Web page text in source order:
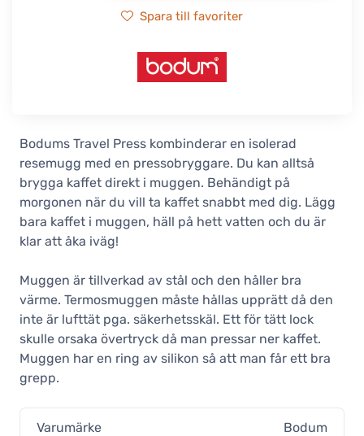
Spara till favoriter
Bodums Travel Press kombinderar en isolerad
resemugg med en pressobryggare. Du kan alltså
brygga kaffet direkt i muggen. Behändigt på
morgonen när du vill ta kaffet snabbt med dig. Lägg
bara kaffet i muggen, häll på hett vatten och du är
klar att åka iväg!
Muggen är tillverkad av stål och den håller bra
värme. Termosmuggen måste hållas upprätt då den
inte är lufttät pga. säkerhetsskäl. Ett för tätt lock
skulle orsaka övertryck då man pressar ner kaffet.
Muggen har en ring av silikon så att man får ett bra
grepp.
Varumärke Bodum